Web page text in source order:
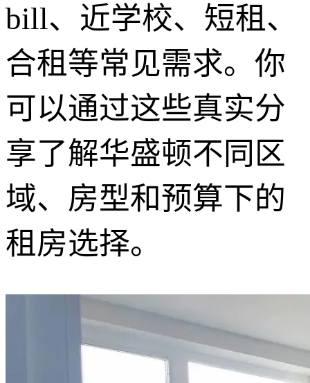
bill、近学校、短租、
合租等常见需求。你
可以通过这些真实分
享了解华盛顿不同区
域、房型和预算下的
租房选择。